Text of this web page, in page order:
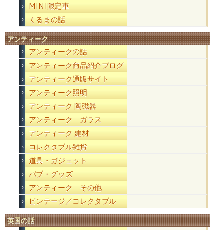
MINI限定車
くるまの話
アンティーク
アンティークの話
アンティーク商品紹介ブログ
アンティーク通販サイト
アンティーク照明
アンティーク 陶磁器
アンティーク ガラス
アンティーク 建材
コレクタブル雑貨
道具・ガジェット
パブ・グッズ
アンティーク その他
ビンテージ／コレクタブル
英国の話